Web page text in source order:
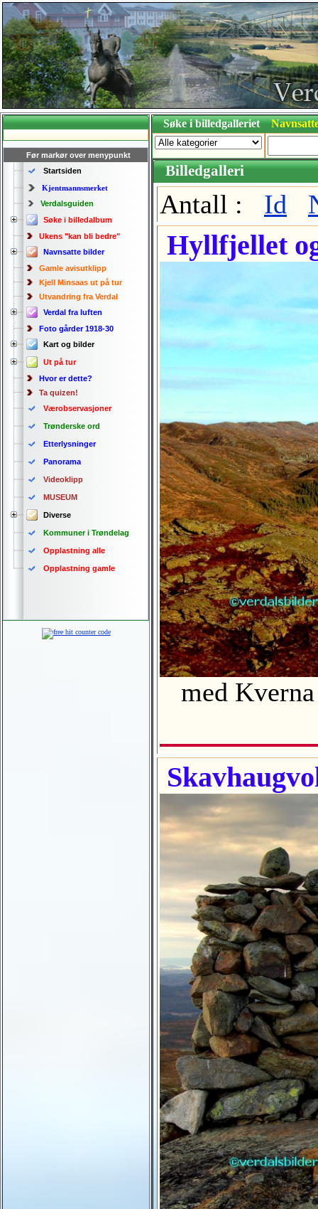
Før markør over menypunkt
Startsiden
Kjentmannsmerket
Verdalsguiden
Søke i billedalbum
Ukens "kan bli bedre"
Navnsatte bilder
Gamle avisutklipp
Kjell Minsaas ut på tur
Utvandring fra Verdal
Verdal fra luften
Foto gårder 1918-30
Kart og bilder
Ut på tur
Hvor er dette?
Ta quizen!
Værobservasjoner
Trønderske ord
Etterlysninger
Panorama
Videoklipp
MUSEUM
Diverse
Kommuner i Trøndelag
Opplastning alle
Opplastning gamle
Søke i billedgalleriet
Billedgalleri
Antall : Id
Hyllfjellet
med